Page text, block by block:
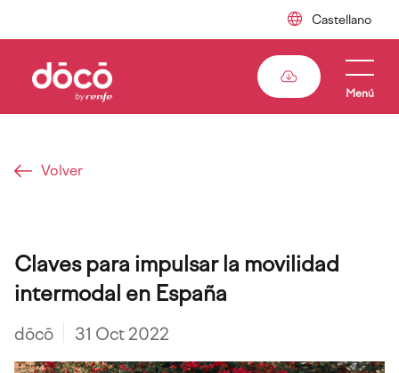
principal
Menú
Volver
enlaces
de
ayuda
a
Claves para impulsar la movilidad
intermodal en España
dōcō 31 Oct 2022